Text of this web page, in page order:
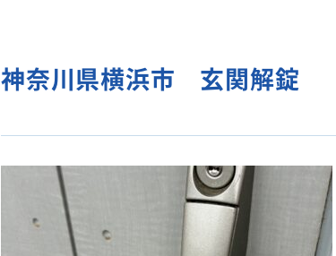
神奈川県横浜市 玄関解錠